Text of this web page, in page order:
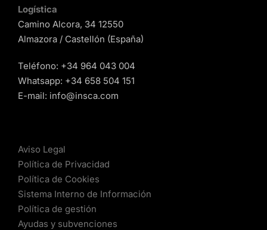
Logística
Camino Alcora, 34 12550
Almazora / Castellón (España)
Teléfono: +34 964 043 004
Whatsapp: +34 658 504 151
E-mail: info@insca.com
Aviso Legal
Política de Privacidad
Política de Cookies
Sistema Interno de Información
Política de gestión
Ayudas y subvenciones